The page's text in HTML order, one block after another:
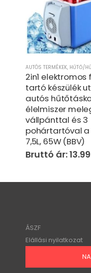
,OTTHON,PORSZÍVÓ,
AUTÓS TERMÉKEK, HŰTŐ/
2in1 elektromos
tartó készülék
autós
élelmiszer
vállpánttal és 3
pohártartóval
7,5L, 65W (BBV)
ÁSZF
Elállási nyilatkozat